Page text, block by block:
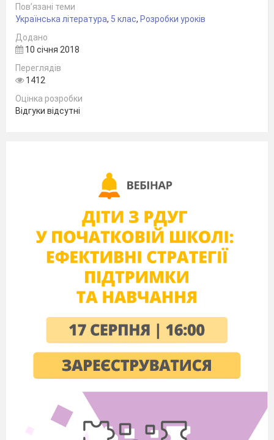
виховувати співчутливість, уміння
співпереживати, творити добро.
Цілі уроку:Учні повинні знати: факти
вміти: логічно висловлювати
враження від прочитаного;
твору; проводити рефлексію
роботи на уроці.
Тип уроку: урок позакласного читання.
Обладнання: тексти твору, дидактичні
мультимедійні матеріали.
Методи, прийоми і форми роботи
бесіда за змістом казки, гра
«Упізнай героя», «Незакінчене
речення», випереджувальне
завдання, складання
інформаційного ґрона, складання
сенканів, «Ланцюжок долі»,
словесне малювання.
Пов’язані теми
Українська література, 5 клас, Розробки уроків
Додано
10 січня 2018
Переглядів
1412
Оцінка розробки
Відгуки відсутні